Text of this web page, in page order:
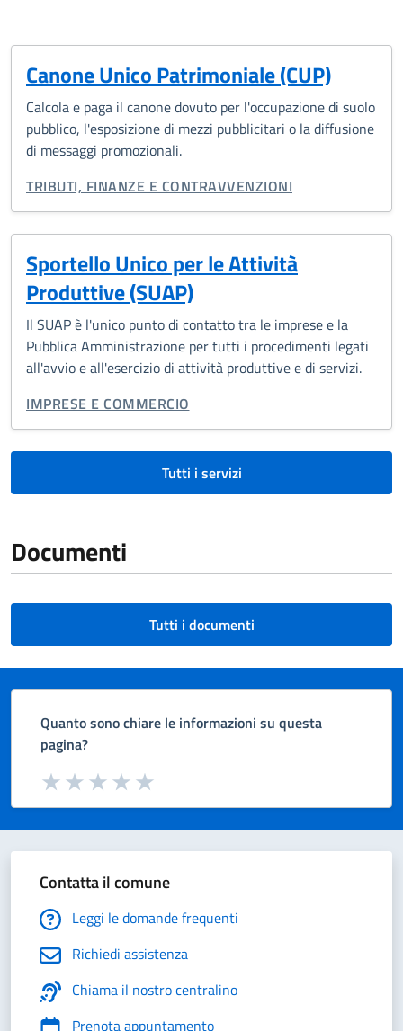
Canone Unico Patrimoniale (CUP)
Calcola e paga il canone dovuto per l'occupazione di suolo
pubblico, l'esposizione di mezzi pubblicitari o la diffusione
di messaggi promozionali.
CATEGORIA CORRELATA:
TRIBUTI, FINANZE E CONTRAVVENZIONI
Sportello Unico per le Attività
Produttive (SUAP)
Il SUAP è l'unico punto di contatto tra le imprese e la
Pubblica Amministrazione per tutti i procedimenti legati
all'avvio e all'esercizio di attività produttive e di servizi.
CATEGORIA CORRELATA:
IMPRESE E COMMERCIO
Tutti i servizi
Documenti
Tutti i documenti
Quanto sono chiare le informazioni su questa
pagina?
Valuta da 1 a 5 stelle la pagina
Valuta 5 stelle su 5
Valuta 4 stelle su 5
Valuta 3 stelle su 5
Valuta 2 stelle su 5
Valuta 1 stelle su 5
Contatta il comune
Leggi le domande frequenti
Richiedi assistenza
Chiama il nostro centralino
Prenota appuntamento